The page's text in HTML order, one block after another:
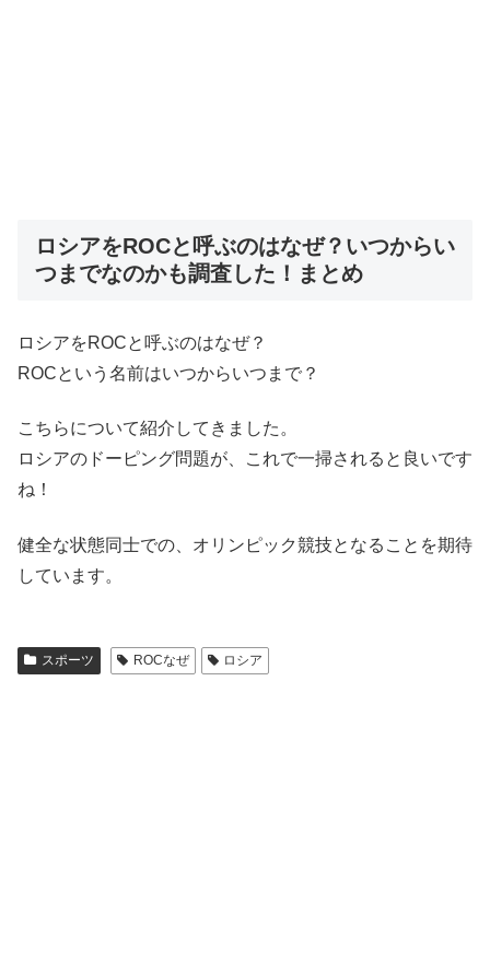
ロシアをROCと呼ぶのはなぜ？いつからい
つまでなのかも調査した！まとめ
ロシアをROCと呼ぶのはなぜ？
ROCという名前はいつからいつまで？
こちらについて紹介してきました。
ロシアのドーピング問題が、これで一掃されると良いです
ね！
健全な状態同士での、オリンピック競技となることを期待
しています。
スポーツ ROCなぜ ロシア